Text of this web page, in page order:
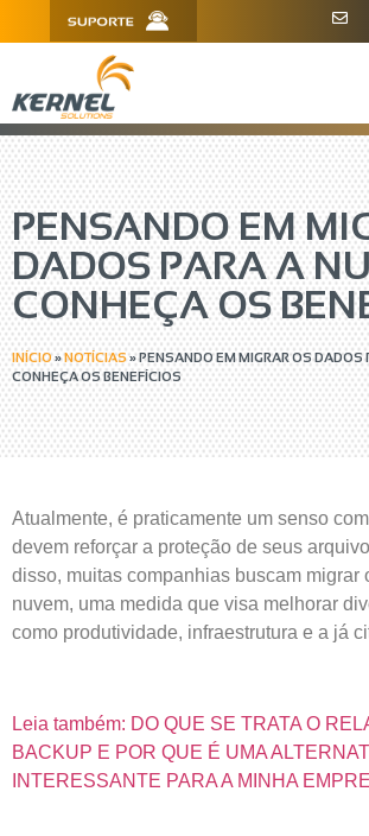
910 -
PENSANDO EM
DADOS PARA A
CONHEÇA OS
INÍCIO»NOTÍCIAS»PENSANDO EM MIGRAR OS DADOS
CONHEÇA OS BENEFÍCIOS
Atualmente, é praticamente um senso
devem reforçar a proteção de seus
disso, muitas companhias buscam migrar
nuvem, uma medida que visa melhorar
como produtividade, infraestrutura e a já
Leia também: DO QUE SE TRATA O
BACKUP E POR QUE É UMA
INTERESSANTE PARA A MINHA